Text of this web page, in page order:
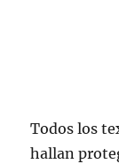
Todos los
hallan